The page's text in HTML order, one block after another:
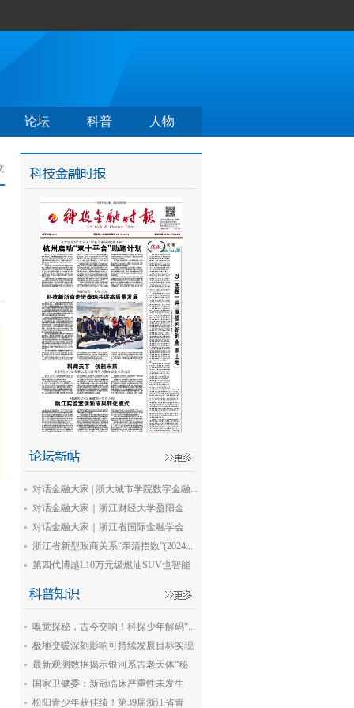
论坛 科普 人物
对话金融大家 | 浙大城市学院数字金融...
对话金融大家｜浙江财经大学盈阳金
融...
对话金融大家｜浙江省国际金融学会
会...
浙江省新型政商关系“亲清指数”(2024...
第四代博越L10万元级燃油SUV也智能
嗅觉探秘，古今交响！科探少年解码“...
极地变暖深刻影响可持续发展目标实现
最新观测数据揭示银河系古老天体“秘
密”
国家卫健委：新冠临床严重性未发生
显...
松阳青少年获佳绩！第39届浙江省青